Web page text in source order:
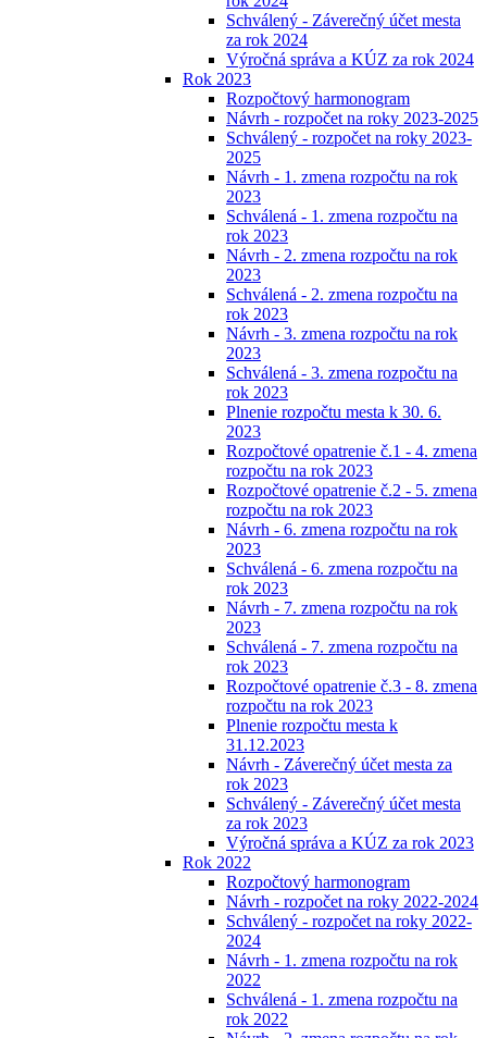
Schválený - Záverečný účet mesta
za rok 2024
Výročná správa a KÚZ za rok 2024
Rok 2023
Rozpočtový harmonogram
Návrh - rozpočet na roky 2023-2025
Schválený - rozpočet na roky 2023-
2025
Návrh - 1. zmena rozpočtu na rok
2023
Schválená - 1. zmena rozpočtu na
rok 2023
Návrh - 2. zmena rozpočtu na rok
2023
Schválená - 2. zmena rozpočtu na
rok 2023
Návrh - 3. zmena rozpočtu na rok
2023
Schválená - 3. zmena rozpočtu na
rok 2023
Plnenie rozpočtu mesta k 30. 6.
2023
Rozpočtové opatrenie č.1 - 4. zmena
rozpočtu na rok 2023
Rozpočtové opatrenie č.2 - 5. zmena
rozpočtu na rok 2023
Návrh - 6. zmena rozpočtu na rok
2023
Schválená - 6. zmena rozpočtu na
rok 2023
Návrh - 7. zmena rozpočtu na rok
2023
Schválená - 7. zmena rozpočtu na
rok 2023
Rozpočtové opatrenie č.3 - 8. zmena
rozpočtu na rok 2023
Plnenie rozpočtu mesta k
31.12.2023
Návrh - Záverečný účet mesta za
rok 2023
Schválený - Záverečný účet mesta
za rok 2023
Výročná správa a KÚZ za rok 2023
Rok 2022
Rozpočtový harmonogram
Návrh - rozpočet na roky 2022-2024
Schválený - rozpočet na roky 2022-
2024
Návrh - 1. zmena rozpočtu na rok
2022
Schválená - 1. zmena rozpočtu na
rok 2022